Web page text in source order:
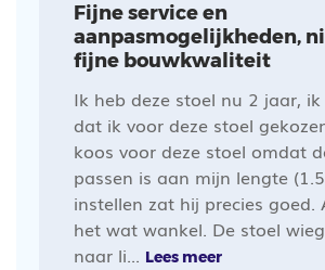
Fijne service en
aanpasmogelijkheden,
fijne bouwkwaliteit
Ik heb deze stoel nu 2 jaar,
dat ik voor deze stoel
koos voor deze stoel omdat
passen is aan mijn lengte
instellen zat hij precies goed.
het wat wankel. De stoel
naar li... Lees meer